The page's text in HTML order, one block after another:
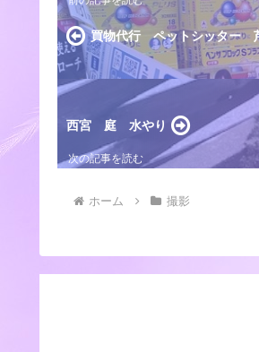
買物代行 ペットシッター
西宮 庭 水やり
ホーム 撮影